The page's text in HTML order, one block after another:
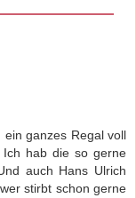
ganzes Regal voll
Ich hab die so gerne
auch Hans Ulrich
stirbt schon gerne